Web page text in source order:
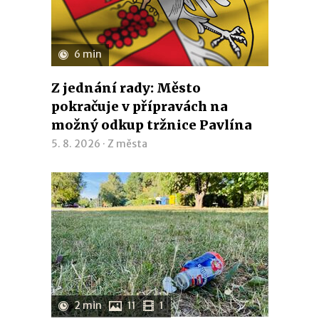
6 min
Z jednání rady: Město
pokračuje v přípravách na
možný odkup tržnice Pavlína
5. 8. 2026 · Z města
2 min 11 1